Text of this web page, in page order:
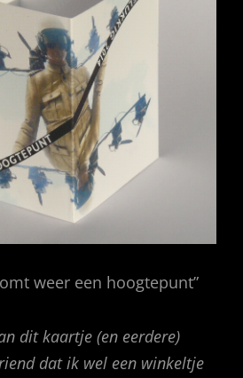
weer een hoogtepunt”
dit kaartje (en eerdere)
dat ik wel een winkeltje